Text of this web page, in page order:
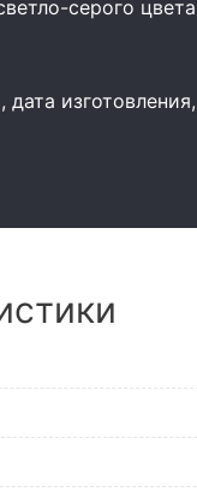
серого цвета